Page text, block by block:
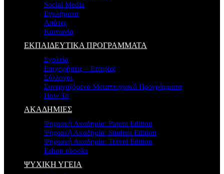
Social Media
Εγκλήματα
Απάτες
Κοινωνία
ΕΚΠΑΙΔΕΥΤΙΚΑ ΠΡΟΓΡΑΜΜΑΤΑ
Σχολεία
Επιχειρήσεις – Εταιρίες
Σύλλογοι
Συνεργαζόμενα Μεταπτυχιακά Προγράμματα
How To
ΑΚΑΔΗΜΙΕΣ
Ψηφιακή Ακαδημία: Parent Edition
Ψηφιακή Ακαδημία: Student Edition
Ψηφιακή Ακαδημία: Travel Edition
Eshop ebooks
ΨΥΧΙΚΗ ΥΓΕΙΑ